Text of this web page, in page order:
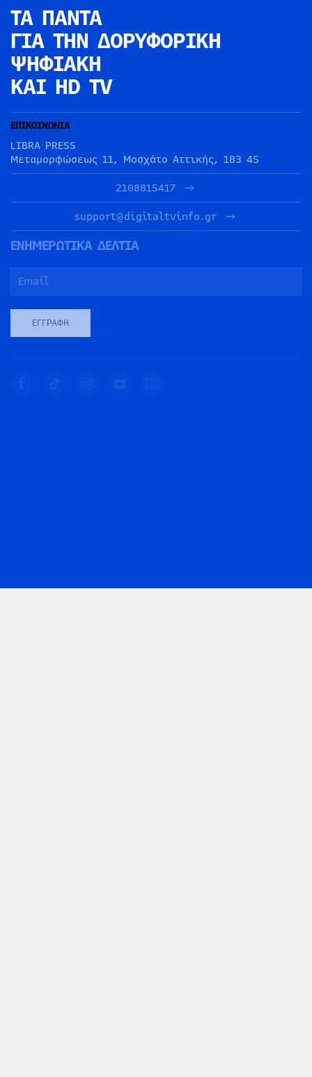
ΤΑ ΠΑΝΤΑ
ΓΙΑ ΤΗΝ ΔΟΡΥΦΟΡΙΚΗ
ΨΗΦΙΑΚΗ
ΚΑΙ HD TV
ΕΠΙΚΟΙΝΩΝΙΑ
LIBRA PRESS
Μεταμορφώσεως 11, Μοσχάτο Αττικής, 183 45
2108815417
support@digitaltvinfo.gr
ΕΝΗΜΕΡΩΤΙΚΑ ΔΕΛΤΙΑ
ΕΓΓΡΑΦΉ